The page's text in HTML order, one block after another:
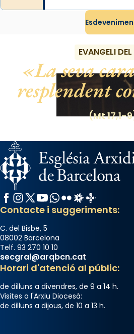
«A Raïms de Sant Jaume,
raïms de setembre te'n
Photo
View on Facebook · Share
EVANGELI
La seva
resplendent
(Mt 17,1-
Facebook
Instagram
X / Twitter
YouTube
WhatsApp
FlickrRadio Estel
Catalunya
Contacte i suggeriments:
C. del Bisbe, 5
08002 Barcelona
Telf. 93 270 10 10
secgral@arqbcn.cat
Horari d'atenció al públic:
de dilluns a divendres, de 9 a 14 h.
Visites a l'Arxiu Diocesà:
de dilluns a dijous, de 10 a 13 h.